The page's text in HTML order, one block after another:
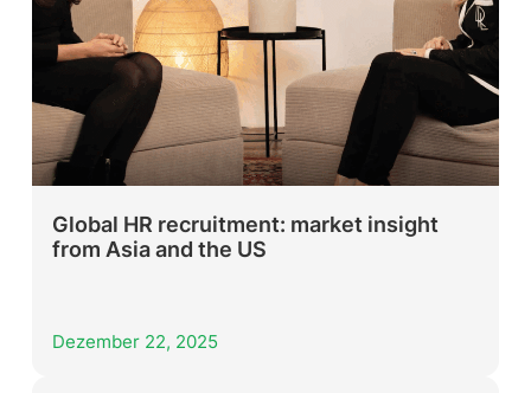
Global HR recruitment: market insight
from Asia and the US
Dezember 22, 2025